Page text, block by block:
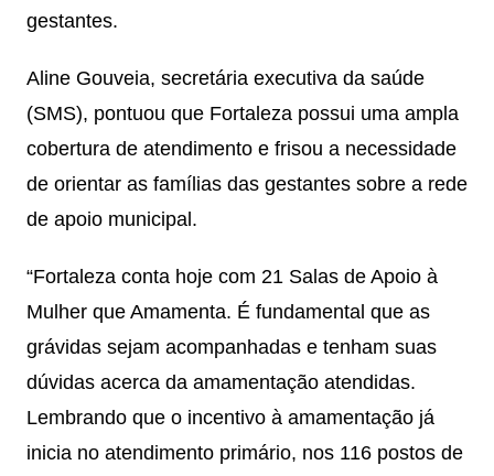
gestantes.
Aline Gouveia, secretária executiva da saúde
(SMS), pontuou que Fortaleza possui uma ampla
cobertura de atendimento e frisou a necessidade
de orientar as famílias das gestantes sobre a rede
de apoio municipal.
“Fortaleza conta hoje com 21 Salas de Apoio à
Mulher que Amamenta. É fundamental que as
grávidas sejam acompanhadas e tenham suas
dúvidas acerca da amamentação atendidas.
Lembrando que o incentivo à amamentação já
inicia no atendimento primário, nos 116 postos de